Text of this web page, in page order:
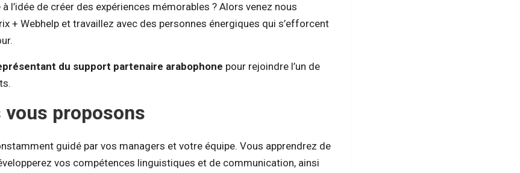
l’idée de créer des expériences mémorables ? Alors venez nous
+ Webhelp et travaillez avec des personnes énergiques qui s’efforcent
du support partenaire arabophone pour rejoindre l’un de
vous proposons
guidé par vos managers et votre équipe. Vous apprendrez de
vos compétences linguistiques et de communication, ainsi